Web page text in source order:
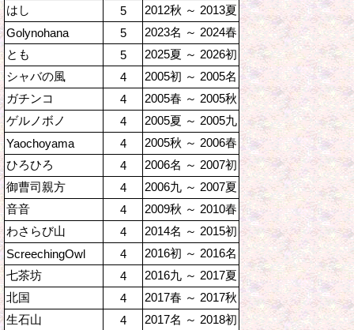
はし
5
2012秋 ～ 2013夏
Golynohana
5
2023名 ～ 2024春
とも
5
2025夏 ～ 2026初
シャバの風
4
2005初 ～ 2005名
ガチンコ
4
2005春 ～ 2005秋
ゲルノボノ
4
2005夏 ～ 2005九
Yaochoyama
4
2005秋 ～ 2006春
ひろひろ
4
2006名 ～ 2007初
御曹司親方
4
2006九 ～ 2007夏
音音
4
2009秋 ～ 2010春
わさらび山
4
2014名 ～ 2015初
ScreechingOwl
4
2016初 ～ 2016名
七茶坊
4
2016九 ～ 2017夏
北国
4
2017春 ～ 2017秋
生石山
4 2017名 ～ 2018初